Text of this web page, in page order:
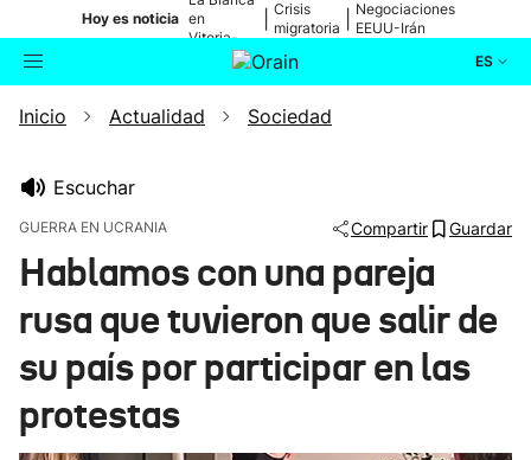
Hoy es noticia en
Vitoria-
Gasteiz
Crisis
migratoria
Negociaciones
EEUU-Irán
ES
Buscador Actualidad
Ikusmiran
Eguraldia
Inicio Actualidad Sociedad
Escuchar
GUERRA EN UCRANIA Compartir Guardar
Hablamos con una pareja
rusa que tuvieron que salir de
su país por participar en las
protestas